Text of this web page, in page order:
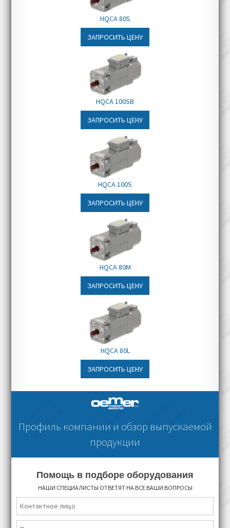
Мостовые и портовые краны
HQCA 80S
ЗАПРОСИТЬ ЦЕНУ
HQCA 100SB
ЗАПРОСИТЬ ЦЕНУ
HQCA 100S
ЗАПРОСИТЬ ЦЕНУ
HQCA 80M
ЗАПРОСИТЬ ЦЕНУ
HQCA 80L
ЗАПРОСИТЬ ЦЕНУ
Профиль компании и обзор выпускаемой
продукции
Помощь в подборе оборудования
НАШИ СПЕЦИАЛИСТЫ ОТВЕТЯТ НА ВСЕ ВАШИ ВОПРОСЫ